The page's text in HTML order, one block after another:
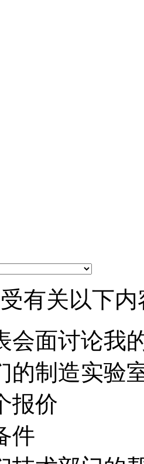
有关以下
会面讨论我
的制造实验
报价
件